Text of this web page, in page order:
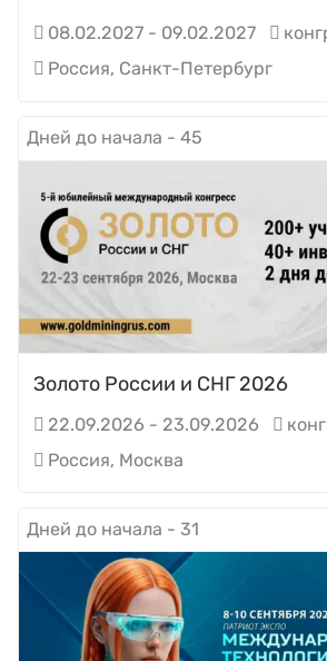
08.02.2027 - 09.02.2027
Россия, Санкт-Петербург
Дней до начала - 45
Золото России и СНГ 2026
22.09.2026 - 23.09.2026
Россия, Москва
Дней до начала - 31